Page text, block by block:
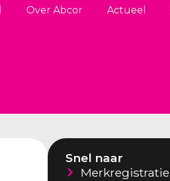
Over Abcor Actueel
Snel naar
Merkregistratie